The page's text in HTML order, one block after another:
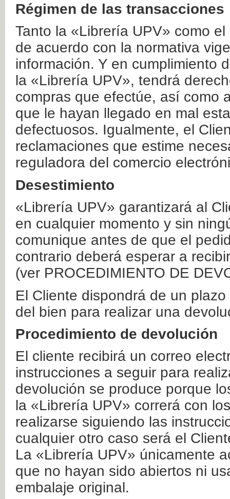
Régimen de las transacciones
Tanto la «Librería UPV» como
de acuerdo con la normativa
información. Y en cumplimiento
la «Librería UPV», tendrá
compras que efectúe, así como
que le hayan llegado en mal
defectuosos. Igualmente, el
reclamaciones que estime
reguladora del comercio
Desestimiento
«Librería UPV» garantizará al
en cualquier momento y sin
comunique antes de que el
contrario deberá esperar a
(ver PROCEDIMIENTO DE
El Cliente dispondrá de un
del bien para realizar una
Procedimiento de devolución
El cliente recibirá un correo
instrucciones a seguir para
devolución se produce porque
la «Librería UPV» correrá con
realizarse siguiendo las
cualquier otro caso será el
La «Librería UPV» únicamente
que no hayan sido abiertos ni
embalaje original.